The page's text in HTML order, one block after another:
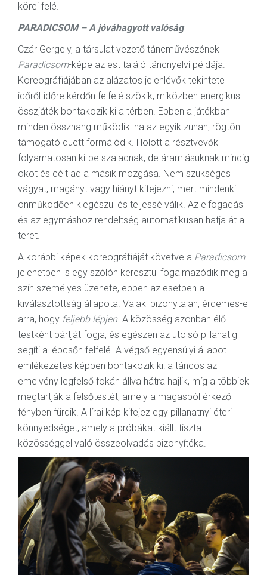
körei felé.
PARADICSOM – A jóváhagyott valóság
Czár Gergely, a társulat vezető táncművészének
Paradicsom-képe az est találó táncnyelvi példája.
Koreográfiájában az alázatos jelenlévők tekintete
időről-időre kérdőn felfelé szökik, miközben energikus
összjáték bontakozik ki a térben. Ebben a játékban
minden összhang működik: ha az egyik zuhan, rögtön
támogató duett formálódik. Holott a résztvevők
folyamatosan ki-be szaladnak, de áramlásuknak mindig
okot és célt ad a másik mozgása. Nem szükséges
vágyat, magányt vagy hiányt kifejezni, mert mindenki
önműködően kiegészül és teljessé válik. Az elfogadás
és az egymáshoz rendeltség automatikusan hatja át a
teret.
A korábbi képek koreográfiáját követve a Paradicsom-
jelenetben is egy szólón keresztül fogalmazódik meg a
szín személyes üzenete, ebben az esetben a
kiválasztottság állapota. Valaki bizonytalan, érdemes-e
arra, hogy feljebb lépjen. A közösség azonban élő
testként pártját fogja, és egészen az utolsó pillanatig
segíti a lépcsőn felfelé. A végső egyensúlyi állapot
emlékezetes képben bontakozik ki: a táncos az
emelvény legfelső fokán állva hátra hajlik, míg a többiek
megtartják a felsőtestét, amely a magasból érkező
fényben fürdik. A lírai kép kifejez egy pillanatnyi éteri
könnyedséget, amely a próbákat kiállt tiszta
közösséggel való összeolvadás bizonyítéka.